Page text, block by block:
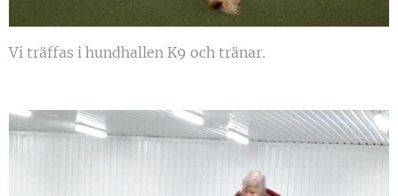
Vi träffas i hundhallen K9 och tränar.